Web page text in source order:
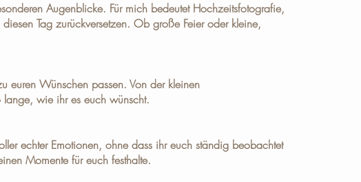
Augenblicke. Für mich bedeutet Hochzeitsfotografie,
Tag zurückversetzen. Ob große Feier oder kleine,
euren Wünschen passen. Von der kleinen
wie ihr es euch wünscht.
echter Emotionen, ohne dass ihr euch ständig beobachtet
Momente für euch festhalte.